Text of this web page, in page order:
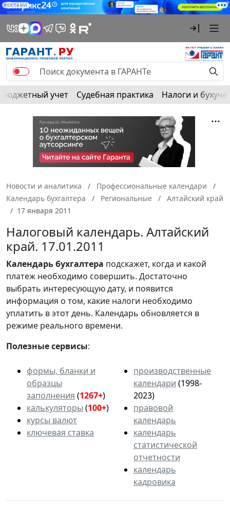
РЕКЛАМА
Бюджетный учет Судебная практика Налоги и
Новости и аналитика
Профессиональные календари
Календарь бухгалтера
Региональные
Алтайский край
17 января 2011
Налоговый календарь. Алтайский
край. 17.01.2011
Календарьбухгалтера подскажет, когда и какой
платеж необходимо совершить. Достаточно
выбрать интересующую дату, и появится
информация о том, какие налоги необходимо
уплатить в этот день. Календарь обновляется в
режиме реального времени.
Полезные сервисы:
формы, бланки и
образцы
заполнения (1267+)
калькуляторы (100+)
курсы валют
ключевая ставка
производственные
календари (1998-
2023)
правовой
календарь
календарь
статистической
отчетности
календарь
кадровика